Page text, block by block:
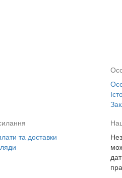
та доставки